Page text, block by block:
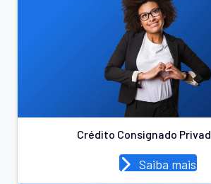
Crédito Consignado
Saiba mais